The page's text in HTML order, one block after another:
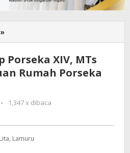
»
Runner
Porseka
XIV,
Siap
Tuan
Rumah
Porseka XIV, MTs
Rumah Porseka
oleh
-
1,347 x dibaca
Lamuru